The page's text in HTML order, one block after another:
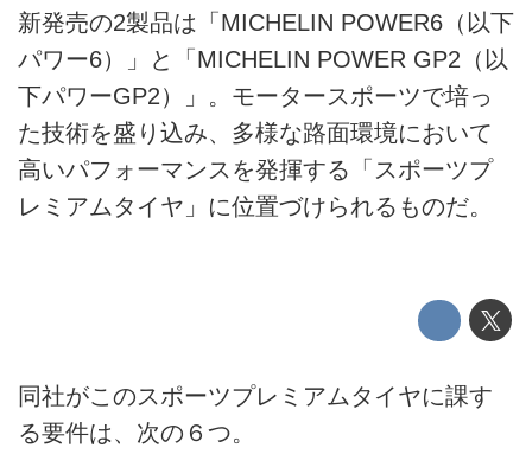
新発売の2製品は「MICHELIN POWER6（以下
パワー6）」と「MICHELIN POWER GP2（以
下パワーGP2）」。モータースポーツで培っ
た技術を盛り込み、多様な路面環境において
高いパフォーマンスを発揮する「スポーツプ
レミアムタイヤ」に位置づけられるものだ。
同社がこのスポーツプレミアムタイヤに課す
る要件は、次の６つ。